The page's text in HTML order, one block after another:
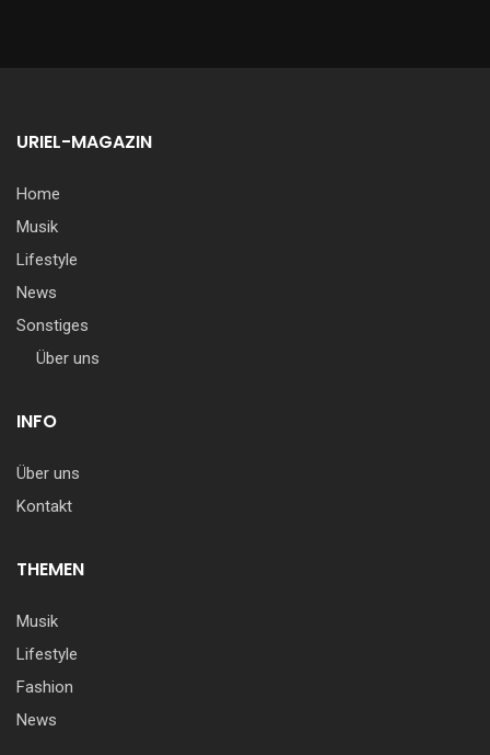
URIEL-MAGAZIN
Home
Musik
Lifestyle
News
Sonstiges
Über uns
INFO
Über uns
Kontakt
THEMEN
Musik
Lifestyle
Fashion
News